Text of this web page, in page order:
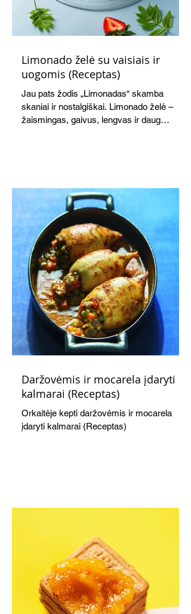
Limonado želė su vaisiais ir
uogomis (Receptas)
Jau pats žodis „Limonadas“ skamba
skaniai ir nostalgiškai. Limonado želė –
žaismingas, gaivus, lengvas ir daug
Daržovėmis ir mocarela įdaryti
kalmarai (Receptas)
Orkaitėje kepti daržovėmis ir mocarela
įdaryti kalmarai (Receptas)